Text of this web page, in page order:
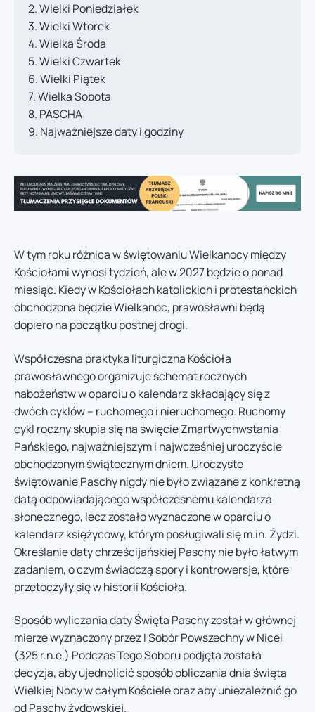
Wielki Poniedziałek
Wielki Wtorek
Wielka Środa
Wielki Czwartek
Wielki Piątek
Wielka Sobota
PASCHA
Najważniejsze daty i godziny
W tym roku różnica w świętowaniu Wielkanocy między
Kościołami wynosi tydzień, ale w 2027 będzie o ponad
miesiąc. Kiedy w Kościołach katolickich i protestanckich
obchodzona będzie Wielkanoc, prawosławni będą
dopiero na początku postnej drogi.
Współczesna praktyka liturgiczna Kościoła
prawosławnego organizuje schemat rocznych
nabożeństw w oparciu o kalendarz składający się z
dwóch cyklów – ruchomego i nieruchomego. Ruchomy
cykl roczny skupia się na święcie Zmartwychwstania
Pańskiego, najważniejszym i najwcześniej uroczyście
obchodzonym świątecznym dniem. Uroczyste
świętowanie Paschy nigdy nie było związane z konkretną
datą odpowiadającego współczesnemu kalendarza
słonecznego, lecz zostało wyznaczone w oparciu o
kalendarz księżycowy, którym posługiwali się m.in. Żydzi.
Określanie daty chrześcijańskiej Paschy nie było łatwym
zadaniem, o czym świadczą spory i kontrowersje, które
przetoczyły się w historii Kościoła.
Sposób wyliczania daty Święta Paschy został w głównej
mierze wyznaczony przez I Sobór Powszechny w Nicei
(325 r.n.e.) Podczas Tego Soboru podjęta została
decyzja, aby ujednolicić sposób obliczania dnia święta
Wielkiej Nocy w całym Kościele oraz aby uniezależnić go
od Paschy żydowskiej.